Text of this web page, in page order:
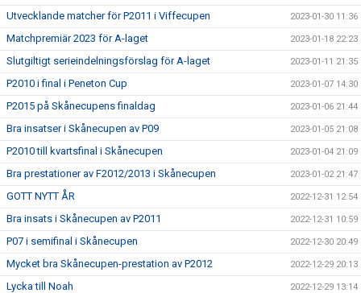
Utvecklande matcher för P2011 i Viffecupen 2023-01-30 11:36
Matchpremiär 2023 för A-laget 2023-01-18 22:23
Slutgiltigt serieindelningsförslag för A-laget 2023-01-11 21:35
P2010 i final i Peneton Cup 2023-01-07 14:30
P2015 på Skånecupens finaldag 2023-01-06 21:44
Bra insatser i Skånecupen av P09 2023-01-05 21:08
P2010 till kvartsfinal i Skånecupen 2023-01-04 21:09
Bra prestationer av F2012/2013 i Skånecupen 2023-01-02 21:47
GOTT NYTT ÅR 2022-12-31 12:54
Bra insats i Skånecupen av P2011 2022-12-31 10:59
P07 i semifinal i Skånecupen 2022-12-30 20:49
Mycket bra Skånecupen-prestation av P2012 2022-12-29 20:13
Lycka till Noah 2022-12-29 13:14